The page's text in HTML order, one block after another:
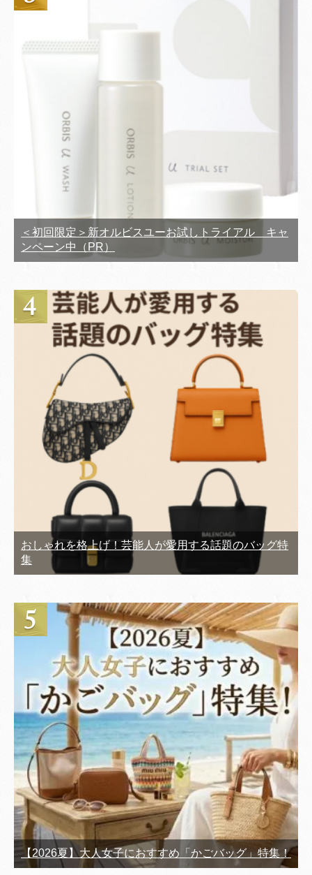
＜初回限定＞新オルビスユーお試しトライアル キャ
ンペーン中（PR）
おしゃれを格上げ！芸能人が愛用する話題のバッグ特
集
【2026夏】大人女子におすすめ「かごバッグ」特集！